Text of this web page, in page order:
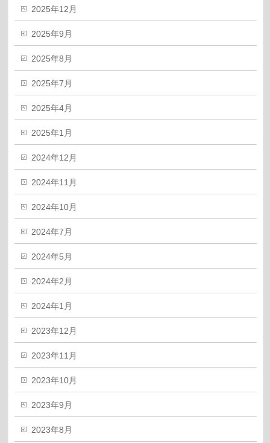
2025年12月
2025年9月
2025年8月
2025年7月
2025年4月
2025年1月
2024年12月
2024年11月
2024年10月
2024年7月
2024年5月
2024年2月
2024年1月
2023年12月
2023年11月
2023年10月
2023年9月
2023年8月